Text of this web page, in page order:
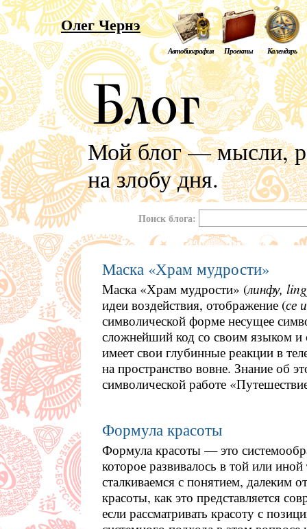
Олег Чернэ
Автобиография Проекты Календарь
Мой блог — мысли,
на злобу дня.
Поиск блога:
Маска «Храм мудрости»
Маска «Храм мудрости» (линфу, ling
идеи воздействия, отображение (се
символической форме несущее
сложнейший код со своим языком и
имеет свои глубинные реакции в
на пространство вовне. Знание об
символической работе
Формула красоты
Формула красоты — это
которое развивалось в той или
сталкиваемся с понятием, далеким
красоты, как это представляется
если рассматривать красоту с